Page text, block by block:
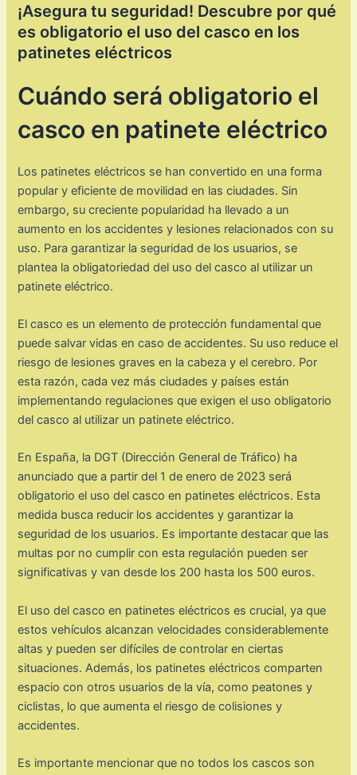
¡Asegura tu seguridad! Descubre por qué
es obligatorio el uso del casco en los
patinetes eléctricos
Cuándo será obligatorio el
casco en patinete eléctrico
Los patinetes eléctricos se han convertido en una forma
popular y eficiente de movilidad en las ciudades. Sin
embargo, su creciente popularidad ha llevado a un
aumento en los accidentes y lesiones relacionados con su
uso. Para garantizar la seguridad de los usuarios, se
plantea la obligatoriedad del uso del casco al utilizar un
patinete eléctrico.
El casco es un elemento de protección fundamental que
puede salvar vidas en caso de accidentes. Su uso reduce el
riesgo de lesiones graves en la cabeza y el cerebro. Por
esta razón, cada vez más ciudades y países están
implementando regulaciones que exigen el uso obligatorio
del casco al utilizar un patinete eléctrico.
En España, la DGT (Dirección General de Tráfico) ha
anunciado que a partir del 1 de enero de 2023 será
obligatorio el uso del casco en patinetes eléctricos. Esta
medida busca reducir los accidentes y garantizar la
seguridad de los usuarios. Es importante destacar que las
multas por no cumplir con esta regulación pueden ser
significativas y van desde los 200 hasta los 500 euros.
El uso del casco en patinetes eléctricos es crucial, ya que
estos vehículos alcanzan velocidades considerablemente
altas y pueden ser difíciles de controlar en ciertas
situaciones. Además, los patinetes eléctricos comparten
espacio con otros usuarios de la vía, como peatones y
ciclistas, lo que aumenta el riesgo de colisiones y
accidentes.
Es importante mencionar que no todos los cascos son